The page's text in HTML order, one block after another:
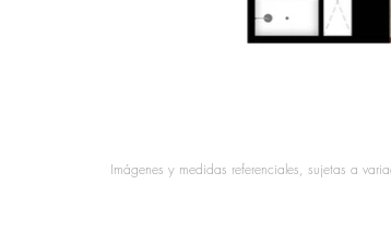
Imágenes y medidas referenciales, sujetas a